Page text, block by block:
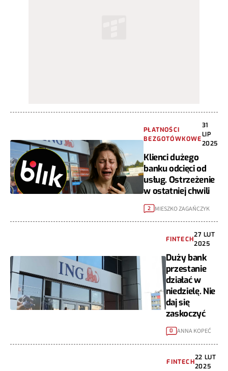
PŁATNOŚCI
BEZGOTÓWKOWE
31
LIP
2025
Klienci dużego
banku odcięci od
usług. Ostrzeżenie
w ostatniej chwili
2 MIESZKO ZAGAŃCZYK
FINTECH
27 LUT
2025
Duży bank
przestanie
działać w
niedzielę. Nie
daj się
zaskoczyć
0 ANNA KOPEĆ
FINTECH
22 LUT
2025